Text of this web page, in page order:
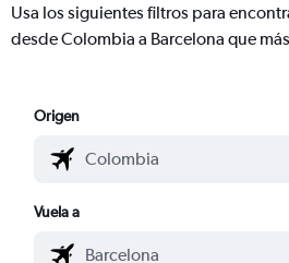
Usa los siguientes filtros para
desde Colombia a Barcelona que
Origen
Vuela a